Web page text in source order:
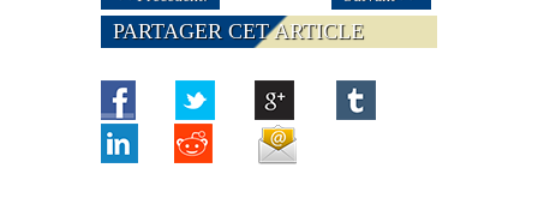
PARTAGER CET ARTICLE